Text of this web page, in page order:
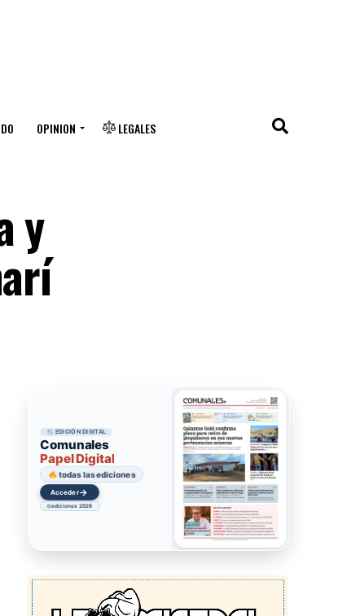
OPINION LEGALES
y
EDICIÓN DIGITAL
Comunales
Papel Digital
todas las ediciones
Acceder→
ediciones 2026